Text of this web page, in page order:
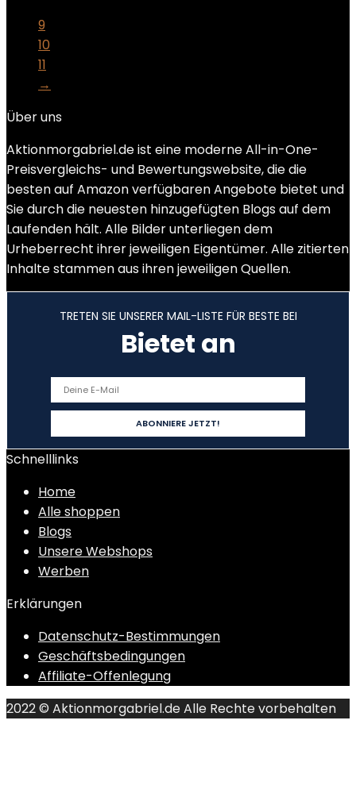
9
10
11
→
Über uns
Aktionmorgabriel.de ist eine moderne All-in-One-
Preisvergleichs- und Bewertungswebsite, die die
besten auf Amazon verfügbaren Angebote bietet und
Sie durch die neuesten hinzugefügten Blogs auf dem
Laufenden hält. Alle Bilder unterliegen dem
Urheberrecht ihrer jeweiligen Eigentümer. Alle zitierten
Inhalte stammen aus ihren jeweiligen Quellen.
TRETEN SIE UNSERER MAIL-LISTE FÜR BESTE BEI
Bietet an
Schnelllinks
Home
Alle shoppen
Blogs
Unsere Webshops
Werben
Erklärungen
Datenschutz-Bestimmungen
Geschäftsbedingungen
Affiliate-Offenlegung
2022 © Aktionmorgabriel.de Alle Rechte vorbehalten